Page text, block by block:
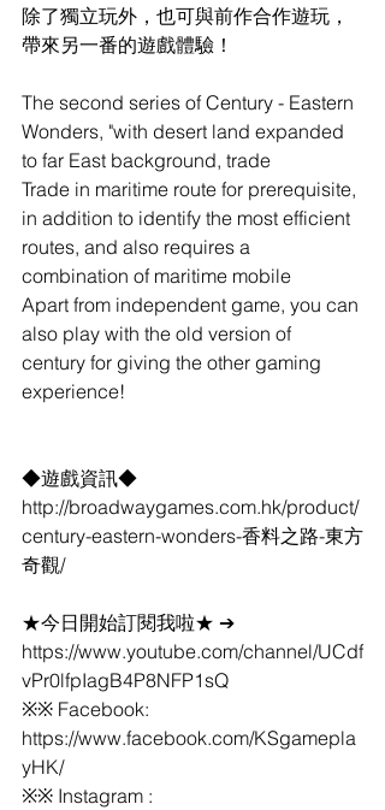
除了獨立玩外，也可與前作合作遊玩，
帶來另一番的遊戲體驗！
The second series of Century - Eastern
Wonders, "with desert land expanded
to far East background, trade
Trade in maritime route for prerequisite,
in addition to identify the most efficient
routes, and also requires a
combination of maritime mobile
Apart from independent game, you can
also play with the old version of
century for giving the other gaming
experience!
◆遊戲資訊◆
http://broadwaygames.com.hk/product/
century-eastern-wonders-香料之路-東方
奇觀/
★今日開始訂閱我啦★ ➔
https://www.youtube.com/channel/UCdf
vPr0lfpIagB4P8NFP1sQ
※※ Facebook:
https://www.facebook.com/KSgamepla
yHK/
※※ Instagram :